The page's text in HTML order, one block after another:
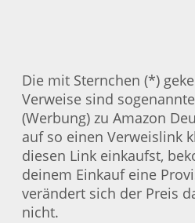
Die mit Sternchen (*)
Verweise sind
(Werbung) zu Amazon
auf so einen Verweislink
diesen Link einkaufst,
deinem Einkauf eine
verändert sich der Preis
nicht.